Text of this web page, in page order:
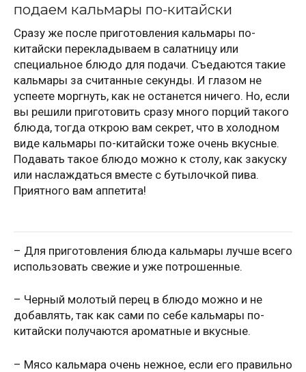
подаем кальмары по-китайски
Сразу же после приготовления кальмары по-
китайски перекладываем в салатницу или
специальное блюдо для подачи. Съедаются такие
кальмары за считанные секунды. И глазом не
успеете моргнуть, как не останется ничего. Но, если
вы решили приготовить сразу много порций такого
блюда, тогда открою вам секрет, что в холодном
виде кальмары по-китайски тоже очень вкусные.
Подавать такое блюдо можно к столу, как закуску
или наслаждаться вместе с бутылочкой пива.
Приятного вам аппетита!
– Для приготовления блюда кальмары лучше всего
использовать свежие и уже потрошенные.
– Черный молотый перец в блюдо можно и не
добавлять, так как сами по себе кальмары по-
китайски получаются ароматные и вкусные.
– Мясо кальмара очень нежное, если его правильно